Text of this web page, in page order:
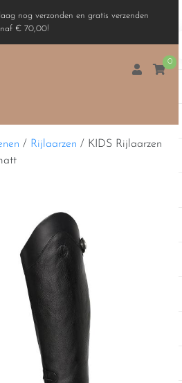
nog verzonden en gratis verzenden
€ 70,00!
0
/ Rijlaarzen / KIDS Rijlaarzen